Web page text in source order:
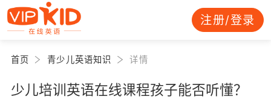
注册/登录
首页 青少儿英语知识 详情
少儿培训英语在线课程孩子能否听懂？